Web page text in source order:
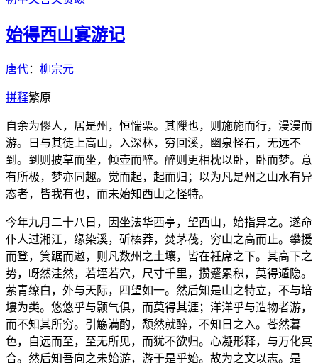
始得西山宴游记
唐代： 柳宗元
拼释繁原
自余为僇人，居是州，恒惴栗。其隟也，则施施而行，漫漫而
游。日与其徒上高山，入深林，穷回溪，幽泉怪石，无远不
到。到则披草而坐，倾壶而醉。醉则更相枕以卧，卧而梦。意
有所极，梦亦同趣。觉而起，起而归；以为凡是州之山水有异
态者，皆我有也，而未始知西山之怪特。
今年九月二十八日，因坐法华西亭，望西山，始指异之。遂命
仆人过湘江，缘染溪，斫榛莽，焚茅茷，穷山之高而止。攀援
而登，箕踞而遨，则凡数州之土壤，皆在衽席之下。其高下之
势，岈然洼然，若垤若穴，尺寸千里，攒蹙累积，莫得遁隐。
萦青缭白，外与天际，四望如一。然后知是山之特立，不与培
塿为类。悠悠乎与颢气俱，而莫得其涯；洋洋乎与造物者游，
而不知其所穷。引觞满酌，颓然就醉，不知日之入。苍然暮
色，自远而至，至无所见，而犹不欲归。心凝形释，与万化冥
合。然后知吾向之未始游，游于是乎始。故为之文以志。是